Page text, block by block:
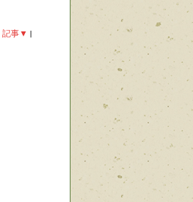
記事▼ |